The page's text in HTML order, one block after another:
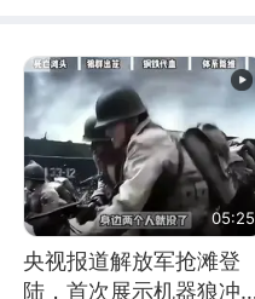
05:25
央视报道解放军抢滩登
陆，首次展示机器狼冲